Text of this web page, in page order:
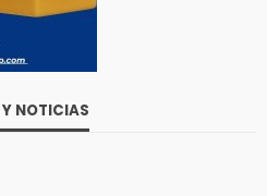
Y NOTICIAS